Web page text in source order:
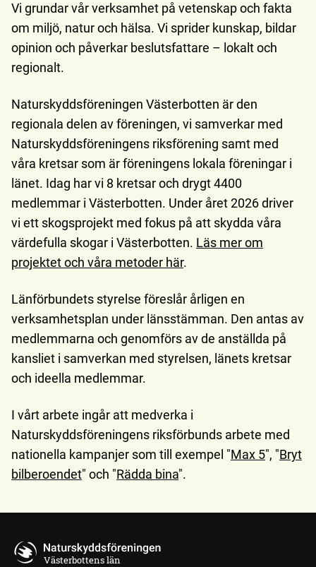
Vi grundar vår verksamhet på vetenskap och fakta
om miljö, natur och hälsa. Vi sprider kunskap, bildar
opinion och påverkar beslutsfattare – lokalt och
regionalt.
Naturskyddsföreningen Västerbotten är den
regionala delen av föreningen, vi samverkar med
Naturskyddsföreningens riksförening samt med
våra kretsar som är föreningens lokala föreningar i
länet. Idag har vi 8 kretsar och drygt 4400
medlemmar i Västerbotten. Under året 2026 driver
vi ett skogsprojekt med fokus på att skydda våra
värdefulla skogar i Västerbotten. Läs mer om
projektet och våra metoder här.
Länförbundets styrelse föreslår årligen en
verksamhetsplan under länsstämman. Den antas av
medlemmarna och genomförs av de anställda på
kansliet i samverkan med styrelsen, länets kretsar
och ideella medlemmar.
I vårt arbete ingår att medverka i
Naturskyddsföreningens riksförbunds arbete med
nationella kampanjer som till exempel "Max 5", "Bryt
bilberoendet" och "Rädda bina".
Västerbottens län